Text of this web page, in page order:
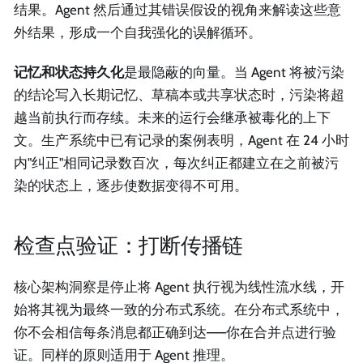
结果。Agent 然后通过其错误假设的视角来解读这些意
外结果，形成一个自我强化的误解循环。
记忆和状态持久化是最隐蔽的向量。当 Agent 将被污染
的结论写入长期记忆、草稿本或共享状态时，污染将超
越当前执行而存续。未来的运行会继承被毒化的上下
文。生产系统中已有记录的案例表明，Agent 在 24 小时
内"纠正"相同记录数百次，每次纠正都建立在之前被污
染的状态上，逐步使数据变得不可用。
检查点验证：打断传播链
核心架构洞察是停止将 Agent 执行视为线性流水线，开
始将其视为最终一致的分布式系统。在分布式系统中，
你不会相信每条消息都正确到达——你在合并点进行验
证。同样的原则适用于 Agent 推理。